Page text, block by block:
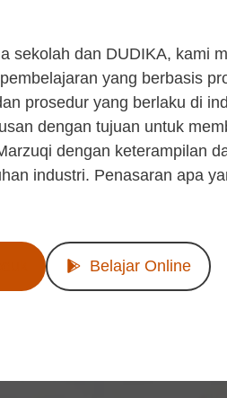
sekolah dan DUDIKA, kami
yang berbasis
prosedur yang berlaku di
dengan tujuan untuk
dengan keterampilan
industri. Penasaran apa
Belajar Online